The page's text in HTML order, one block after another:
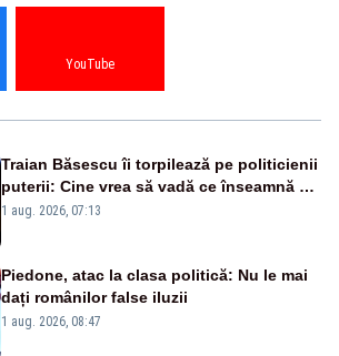
YouTube
Traian Băsescu îi torpilează pe politicienii
puterii: Cine vrea să vadă ce înseamnă să
fii prost, se uită la România
1 aug. 2026, 07:13
Piedone, atac la clasa politică: Nu le mai
dați românilor false iluzii
1 aug. 2026, 08:47